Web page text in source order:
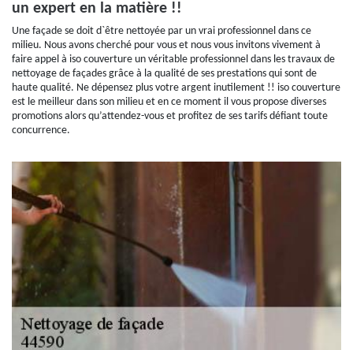
un expert en la matière !!
Une façade se doit d`être nettoyée par un vrai professionnel dans ce
milieu. Nous avons cherché pour vous et nous vous invitons vivement à
faire appel à iso couverture un véritable professionnel dans les travaux de
nettoyage de façades grâce à la qualité de ses prestations qui sont de
haute qualité. Ne dépensez plus votre argent inutilement !! iso couverture
est le meilleur dans son milieu et en ce moment il vous propose diverses
promotions alors qu’attendez-vous et profitez de ses tarifs défiant toute
concurrence.